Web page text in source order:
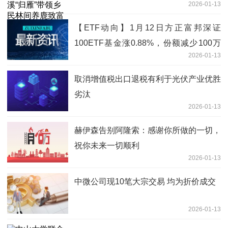
2026-01-13
【ETF动向】1月12日方正富邦深证
100ETF基金涨0.88%，份额减少100万
2026-01-13
取消增值税出口退税有利于光伏产业优胜
劣汰
2026-01-13
赫伊森告别阿隆索：感谢你所做的一切，
祝你未来一切顺利
2026-01-13
中微公司现10笔大宗交易 均为折价成交
2026-01-13